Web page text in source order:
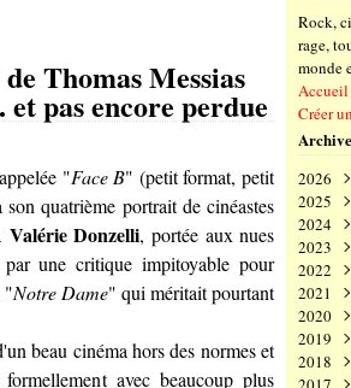
Thomas Messias
pas encore perdue
"Face B" (petit format, petit
quatrième portrait de cinéastes
Valérie Donzelli, portée aux nues
une critique impitoyable pour
"Notre Dame" qui méritait pourtant
beau cinéma hors des normes et
avec beaucoup plus
Rock,
rage,
monde
Créer
2026
Août
Juillet
Juin
Mai
Avril
Mars
2025
Août
Juillet
Juin
2024
Août
Juillet
2023
Août
2022
2021
2020
2019
2018